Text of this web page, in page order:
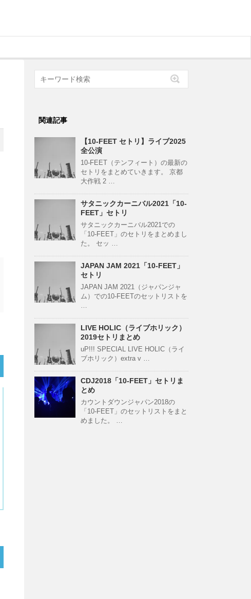
関連記事
【10-FEET セトリ】ライブ2025
全公演
10-FEET（テンフィート）の最新の
セトリをまとめていきます。 京都
大作戦 2 …
サタニックカーニバル2021「10-
FEET」セトリ
サタニックカーニバル2021での
「10-FEET」のセトリをまとめまし
た。 セッ …
JAPAN JAM 2021「10-FEET」
セトリ
JAPAN JAM 2021（ジャパンジャ
ム）での10-FEETのセットリストを
…
LIVE HOLIC（ライブホリック）
2019セトリまとめ
uP!!! SPECIAL LIVE HOLIC（ライ
ブホリック）extra v …
CDJ2018「10-FEET」セトリま
とめ
カウントダウンジャパン2018の
「10-FEET」のセットリストをまと
めました。 …